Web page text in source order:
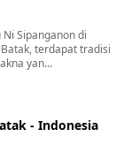
Sipanganon di
terdapat tradisi
yan...
- Indonesia